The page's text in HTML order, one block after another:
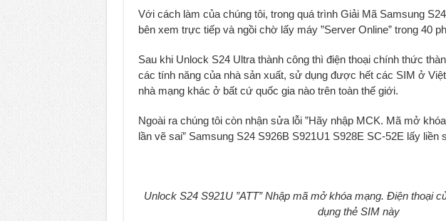
Với cách làm của chúng tôi, trong quá trình Giải Mã Samsung
bên xem trực tiếp và ngồi chờ lấy máy ”Server Online” trong 40
Sau khi Unlock S24 Ultra thành công thì điện thoại chính thức
các tính năng của nhà sản xuất, sử dụng được hết các SIM ở
nhà mạng khác ở bất cứ quốc gia nào trên toàn thế giới.
Ngoài ra chúng tôi còn nhận sửa lỗi ”Hãy nhập MCK. Mã mở
lần vẽ sai” Samsung S24 S926B S921U1 S928E SC-52E lấy liền
Unlock S24 S921U ”ATT” Nhập mã mở khóa mạng. Điện thoại
dụng thẻ SIM này